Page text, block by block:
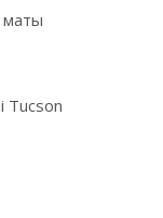
маты
Tucson